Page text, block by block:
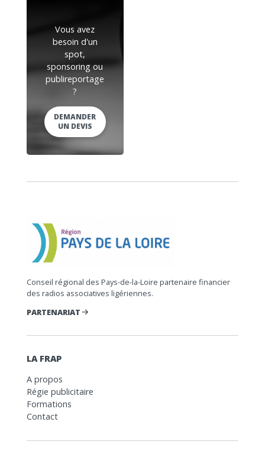
Vous avez
besoin d'un
spot,
sponsoring ou
publireportage
?
DEMANDER
UN DEVIS
Conseil régional des Pays-de-la-Loire partenaire financier
des radios associatives ligériennes.
PARTENARIAT
LA FRAP
A propos
Régie publicitaire
Formations
Contact